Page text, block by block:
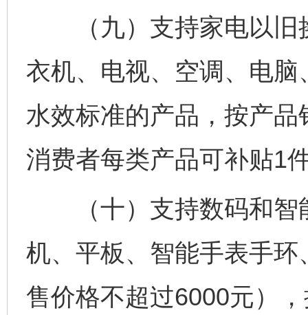
（九）支持家电以旧
衣机、电视、空调、电
水效标准的产品，按产
消费者每类产品可补贴1
（十）支持数码和智
机、平板、智能手表手
售价格不超过6000元）